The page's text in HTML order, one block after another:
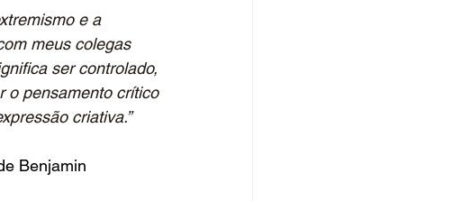
e a
meus colegas
ser controlado,
o pensamento crítico
criativa.”
Benjamin